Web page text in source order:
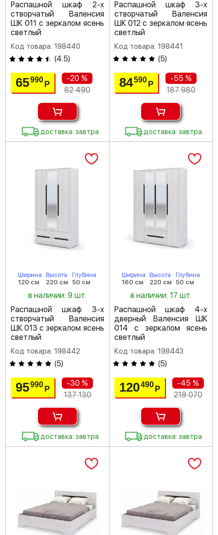
Распашной шкаф 2-х
створчатый Валенсия
ШК 011 с зеркалом ясень
светлый
Код товара: 198440
(4.5)
65990Р
-20 %
82 490
доставка: завтра
Распашной шкаф 3-х
створчатый Валенсия
ШК 012 с зеркалом ясень
светлый
Код товара: 198441
(5)
84590 Р
-55 %
187 980
доставка: завтра
Ширина
120 см
Высота
220 см
Глубина
50 см
в наличии: 9 шт.
Распашной шкаф 3-х
створчатый Валенсия
ШК 013 с зеркалом ясень
светлый
Код товара: 198442
(5)
95990Р
-30 %
137 130
доставка: завтра
Ширина
160 см
Высота
220 см
Глубина
50 см
в наличии: 17 шт.
Распашной шкаф 4-х
дверный Валенсия ШК
014 с зеркалом ясень
светлый
Код товара: 198443
(5)
120490 Р
-45 %
219 070
доставка: завтра